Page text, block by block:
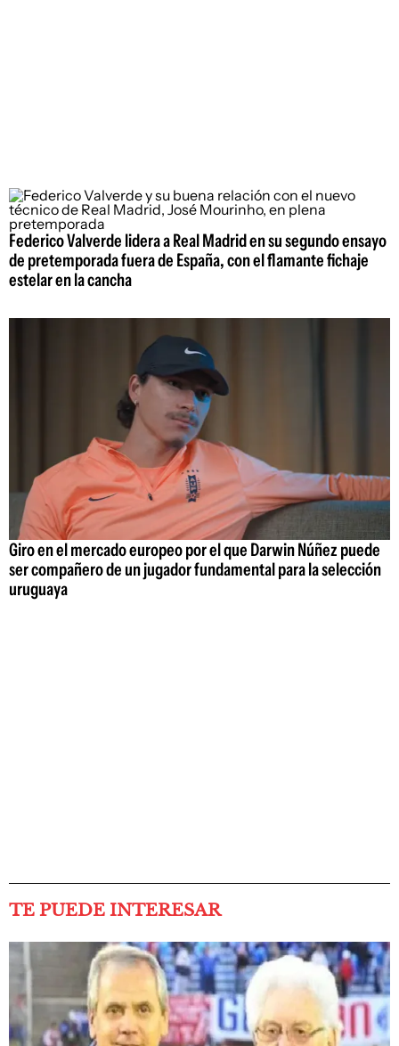
Federico Valverde lidera a Real Madrid en su segundo ensayo
de pretemporada fuera de España, con el flamante fichaje
estelar en la cancha
Giro en el mercado europeo por el que Darwin Núñez puede
ser compañero de un jugador fundamental para la selección
uruguaya
TE PUEDE INTERESAR